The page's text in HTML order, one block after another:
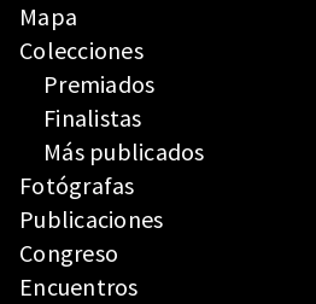
Mapa
Colecciones
Premiados
Finalistas
Más publicados
Fotógrafas
Publicaciones
Congreso
Encuentros